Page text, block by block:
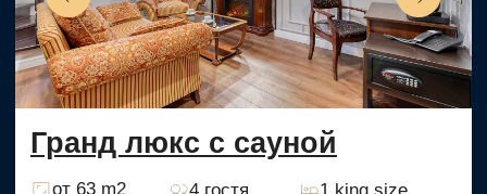
Стандарт
Оптимальный вариант для деловых поездок, семейных
пар или коллективных
путешествий.
от 20 m2 2 гостя 1 кровать